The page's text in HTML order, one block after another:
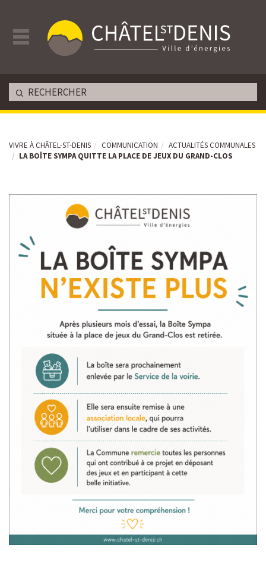
VIVRE À CHÂTEL-ST-DENIS COMMUNICATION
ACTUALITÉS COMMUNALES
LA BOÎTE SYMPA QUITTE LA PLACE DE JEUX DU GRAND-CLOS